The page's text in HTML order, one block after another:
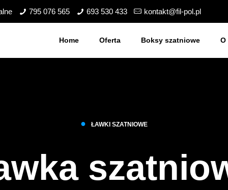
795 076 565 693 530 433 kontakt@fil-pol.pl
Home Oferta Boksy szatniowe O
● ŁAWKI SZATNIOWE